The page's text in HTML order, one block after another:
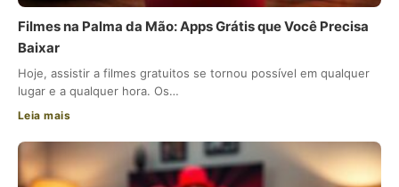
Filmes na Palma da Mão: Apps Grátis que Você Precisa
Baixar
Hoje, assistir a filmes gratuitos se tornou possível em qualquer
lugar e a qualquer hora. Os…
Leia mais